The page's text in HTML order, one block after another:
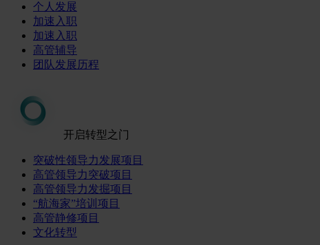
个人发展
加速入职
加速入职
高管辅导
团队发展历程
开启转型之门
突破性领导力发展项目
高管领导力突破项目
高管领导力发掘项目
“航海家”培训项目
高管静修项目
文化转型